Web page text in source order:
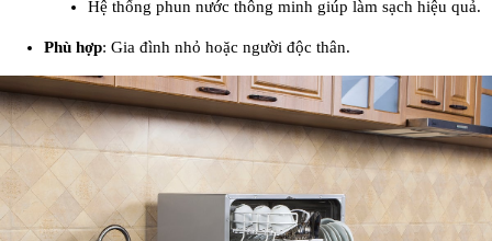
Hệ thống phun nước thông minh giúp làm sạch hiệu quả.
Phù hợp: Gia đình nhỏ hoặc người độc thân.